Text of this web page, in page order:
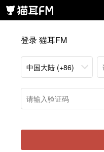
登录 猫耳FM
中国大陆 (+86)